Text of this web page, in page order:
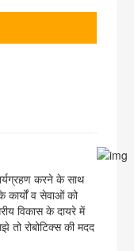
करने के साथ
कार्यों व सेवाओं को
विकास के दायरे में
तो रोबोटिक्स की मदद